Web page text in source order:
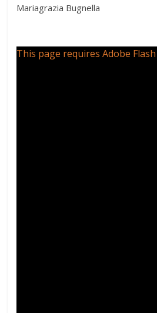
Mariagrazia Bugnella
This page requires Adobe